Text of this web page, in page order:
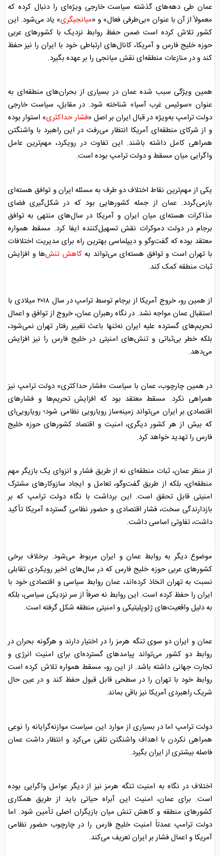
عمان طی دهه‌های گذشته سیاست خارجی ویژه‌ای را دنبال کرده که
معمولاً از آن با عنوان «بی‌طرفی فعال» و «میانجیگری» یاد می‌شود. این
کشور تلاش کرده است ضمن حفظ روابط نزدیک با کشورهای عربی
حوزه خلیج فارس و آمریکا، کانال‌های ارتباطی خود با ایران را نیز حفظ
کند و در منازعات منطقه‌ای نقش میانجی را بر عهده بگیرد.
همین ویژگی سبب شدهعمان در بسیاری از بحران‌های منطقه‌ای به
عنوان «سوئیس غرب آسیا» شناخته شود. در مقابل، سیاست خارجی
دولت ترامپ به‌ویژه در قبال ایران بر اصل «فشار حداکثری» استوار بوده
و از شرکای منطقه‌ای آمریکا انتظار می‌رفت در این راهبرد با واشنگتن
همراهی کامل داشته باشند. این تفاوت در رویکرد، مهم‌ترین عامل
واگرایی میان مسقط و دولت ترامپ بوده است.
یکی از مهم‌ترین نقاط اختلاف دو طرف به مسئله ایران و توافق هسته‌ای
بازمی‌گردد.عمان از جمله کشورهایی بود که در شکل‌گیری فضای
مذاکرات هسته‌ای میان ایران و آمریکا در سال‌های منتهی به توافق
برجام در دولت دموکرات نقش تسهیل‌کننده ایفا کرد. مسقط همواره
معتقد بوده که گفت‌وگو و دیپلماسی بهترین راه برای مدیریت اختلافات
با تهران است و توافق هسته‌ای می‌تواند بهکاهش تنش‌ها و افزایش
ثبات منطقه کمک کند.
از همین رو، خروج آمریکا از برجام توسط ترامپ در سال ۲۰۱۸ میلادی با
استقبالعمان مواجه نشد. در نگاه رهبرانعمان، خروج از توافق و اعمال
تحریم‌های گسترده علیه ایران نه‌تنها باعث تغییر رفتار تهران نمی‌شود،
بلکه خطر بی‌ثباتی و تنش‌های امنیتی در خلیج فارس را نیز افزایش
می‌دهد.
در همین چارچوب، عمان با سیاست «فشار حداکثری» دولت ترامپ نیز
همراهی نکرد. مسقط معتقد بود که افزایش تحریم‌ها و فشارهای
اقتصادی بر ایران می‌تواند زمینه‌ساز رویارویی نظامی شود؛ رویارویی‌ای
که بیش از هر کشور دیگری، امنیت و اقتصاد کشورهای حوزه خلیج
فارس را تهدید خواهد کرد.
از منظرعمان، ثبات منطقه‌ای نه از طریق فشار و انزوای یک بازیگر مهم
منطقه‌ای، بلکه از طریق گفت‌وگو، تعامل و ایجاد سازوکارهای مشترک
امنیتی قابل تحقق است. این برداشت با نگاه دولت ترامپ که بر
بازدارندگی سخت، فشار اقتصادی و حضور نظامی گسترده آمریکا تأکید
داشت، تفاوتی اساسی داشت.
موضوع دیگر به روابط عمان و ایران مربوط می‌شود. برخلاف برخی
کشورهای عربی حوزه خلیج فارس که در سال‌های اخیر رویکردی تقابلی
نسبت به تهران اتخاذ کرده‌اند، عمانروابط سیاسی و اقتصادی خود با
ایران را حفظ کرده است. این روابط نه صرفاً از سر نزدیکی سیاسی، بلکه
به دلیل واقعیت‌های ژئوپلیتیکی و امنیتی منطقه شکل گرفته است.
عمان و ایران دو سوی تنگه هرمز را در اختیار دارند و هرگونه بحران در
روابط دو کشور می‌تواند پیامدهای گسترده‌ای برای امنیت انرژی و
تجارت جهانی داشته باشد. از این رو، مسقط همواره تلاش کرده است
روابط خود با تهران را در سطحی قابل قبول حفظ کند و در عین حال
شریک راهبردی آمریکا نیز باقی بماند.
دولت ترامپ اما در بسیاری از موارد این سیاست موازنه‌گرایانه را نوعی
همراهی نکردن با اهداف واشنگتن تلقی می‌کرد و انتظار داشت عمان
فاصله بیشتری از ایران بگیرد.
اختلاف در نگاه به امنیت تنگه هرمز نیز از دیگر عوامل واگرایی بوده
است. برای عمان، امنیت این آبراه حیاتی باید از طریق همکاری
کشورهای منطقه و کاهش تنشمیان بازیگران اصلی تأمین شود. اما
دولت ترامپ عمدتاً امنیت خلیج فارس را در چارچوب حضور نظامی
آمریکا و اعمال فشار بر ایران تعریف می‌کند.